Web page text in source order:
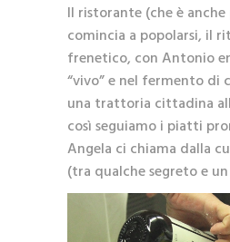
Il ristorante (che è
comincia a popolarsi, il
frenetico, con Antonio
“vivo” e nel fermento di
una trattoria cittadina
così seguiamo i piatti
Angela ci chiama dalla
(tra qualche segreto e